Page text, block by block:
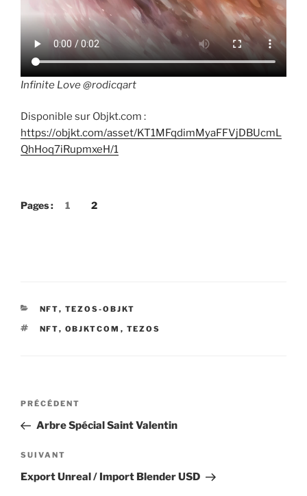
Infinite Love @rodicqart
Disponible sur Objkt.com :
https://objkt.com/asset/KT1MFqdimMyaFFVjDBUcmL
QhHoq7iRupmxeH/1
Pages : 1 2
CATÉGORIES
NFT, TEZOS-OBJKT
ÉTIQUETTES
NFT, OBJKTCOM , TEZOS
Navigation
l’article
Article
précédent
PRÉCÉDENT
Arbre Spécial Saint Valentin
Article
suivant
SUIVANT
Export Unreal / Import Blender USD